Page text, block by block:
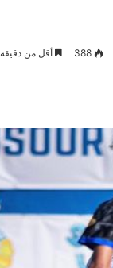
388 أقل من دقيقة